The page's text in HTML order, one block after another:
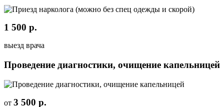
1 500 р.
выезд врача
Проведение диагностики, очищение капельницей
от 3 500 р.